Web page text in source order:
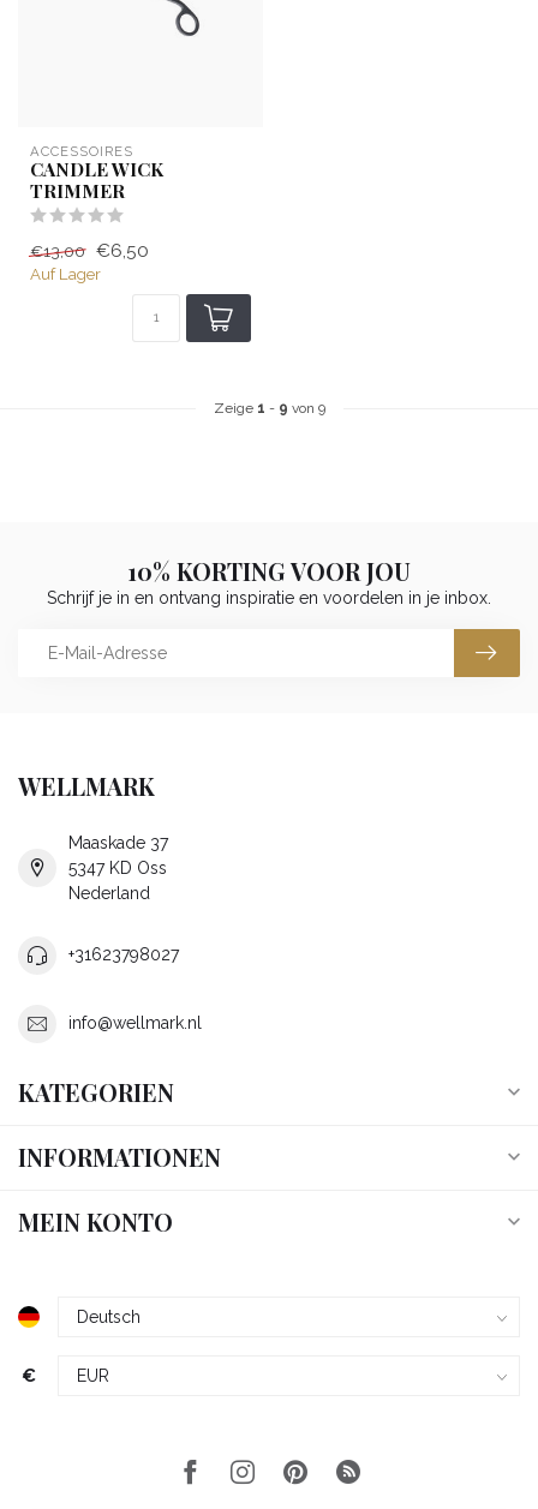
ACCESSOIRES
CANDLE WICK
TRIMMER
€13,00 €6,50
Auf Lager
Zeige 1 - 9 von 9
10% KORTING VOOR JOU
Schrijf je in en ontvang inspiratie en voordelen in je inbox.
WELLMARK
Maaskade 37
5347 KD Oss
Nederland
+31623798027
info@wellmark.nl
KATEGORIEN
INFORMATIONEN
MEIN KONTO
€